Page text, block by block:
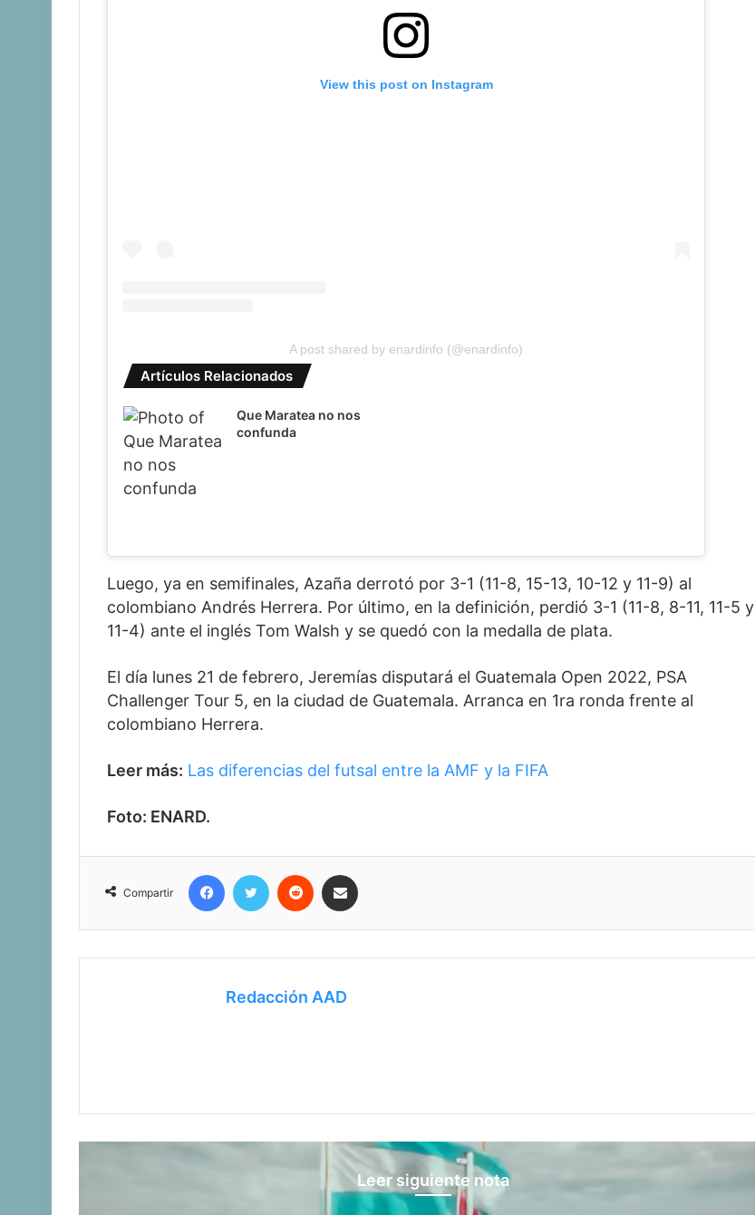
View this post on Instagram
A post shared by enardinfo (@enardinfo)
Artículos Relacionados
Que Maratea no nos
confunda
Luego, ya en semifinales, Azaña derrotó por 3-1 (11-8, 15-13, 10-12 y 11-9) al
colombiano Andrés Herrera. Por último, en la definición, perdió 3-1 (11-8, 8-11, 11-5 y
11-4) ante el inglés Tom Walsh y se quedó con la medalla de plata.
El día lunes 21 de febrero, Jeremías disputará el Guatemala Open 2022, PSA
Challenger Tour 5, en la ciudad de Guatemala. Arranca en 1ra ronda frente al
colombiano Herrera.
Leer más: Las diferencias del futsal entre la AMF y la FIFA
Foto: ENARD.
Compartir
Facebook
Twitter Reddit
Redacción AAD
Leer siguiente nota